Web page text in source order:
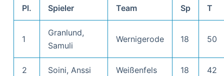
Pl. Spieler Team Sp T
1
Granlund,
Samuli
Wernigerode 18 50
2 Soini, Anssi Weißenfels 18 42